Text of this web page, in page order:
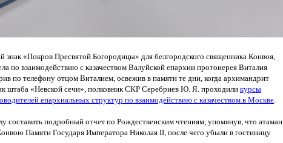
знак «Покров Пресвятой Богородицы» для белгородского священника Конвоя,
по взаимодействию с казачеством Валуйской епархии протоиерея Виталия
по телефону отцом Виталием, освежив в памяти те дни, когда архимандрит
штаба «Невской сечи», полковник СКР Серебриев Ю. Я. проходили курсы
епархиальных структур по взаимодействию с казачеством в Москве.
составить подробный отчет по Рождественским чтениям, упомянув, что атаман
Памяти Государя Императора Николая II, после чего убыли в гостиницу